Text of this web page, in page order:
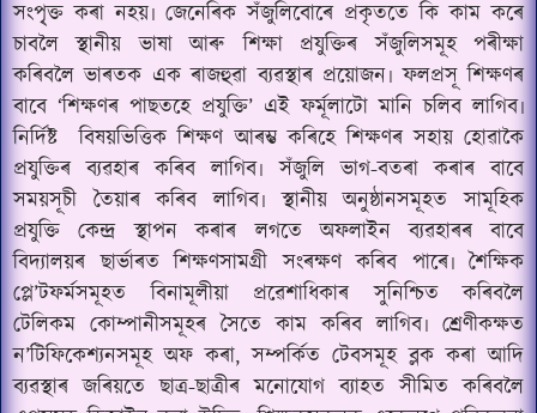
সংপৃ্‌ক্ত কৰা নহয়৷ জেনেৰিক সঁজুলিবোৰে প্ৰকৃততে কি কাম কৰে
চাবলৈ স্থানীয় ভাষা আৰু শিক্ষা প্ৰযুক্তিৰ সঁজুলিসমূহ পৰীক্ষা
কৰিবলৈ ভাৰতক এক ৰাজহুৱা ব্যৱস্থাৰ প্ৰয়োজন৷ ফলপ্ৰসূ শিক্ষণৰ
বাবে ‘শিক্ষণৰ পাছতহে প্ৰযুক্তি’ এই ফৰ্মূলাটো মানি চলিব লাগিব৷
নিৰ্দিষ্ট
বিষয়ভিত্তিক শিক্ষণ আৰম্ভ কৰিহে শিক্ষণৰ সহায় হোৱাকৈ
প্ৰযুক্তিৰ ব্যৱহাৰ কৰিব লাগিব৷ সঁজুলি ভাগ-বতৰা কৰাৰ বাবে
সময়সূচী তৈয়াৰ কৰিব লাগিব৷ স্থানীয় অনুষ্ঠানসমূহত সামূহিক
প্ৰযুক্তি কেন্দ্ৰ স্থাপন কৰাৰ লগতে অফলাইন ব্যৱহাৰৰ বাবে
বিদ্যালয়ৰ ছাৰ্ভাৰত শিক্ষণসামগ্ৰী সংৰক্ষণ কৰিব পাৰে৷ শৈক্ষিক
প্লে’টফৰ্মসমূহত বিনামূলীয়া প্ৰৱেশাধিকাৰ সুনিশ্চিত কৰিবলৈ
টেলিকম কোম্পানীসমূহৰ সৈতে কাম কৰিব লাগিব৷ শ্ৰেণীকক্ষত
ন’টিফিকেশ্যনসমূহ অফ কৰা, সম্পৰ্কিত টেবসমূহ ব্লক কৰা আদি
ব্যৱস্থাৰ জৰিয়তে ছাত্ৰ-ছাত্ৰীৰ মনোযোগ ব্যাহত সীমিত কৰিবলৈ